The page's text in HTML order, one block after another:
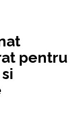
pentru